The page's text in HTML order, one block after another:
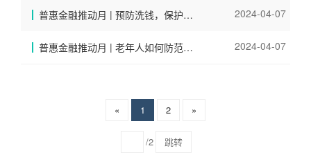
普惠金融推动月 | 预防洗钱，保护自己 2024-04-07
普惠金融推动月 | 老年人如何防范金融消费诈骗？ 2024-04-07
« 1 2 »
/2 跳转